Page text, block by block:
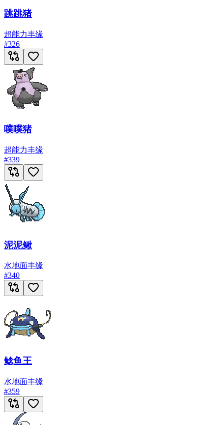
跳跳猪
超能力丰缘
#326
噗噗猪
超能力丰缘
#339
泥泥鳅
水地面丰缘
#340
鲶鱼王
水地面丰缘
#359